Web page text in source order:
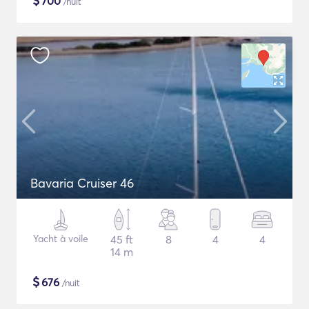
Bavaria Cruiser 46
Yacht à voile
45 ft
14 m
8 4 4
$676 /nuit